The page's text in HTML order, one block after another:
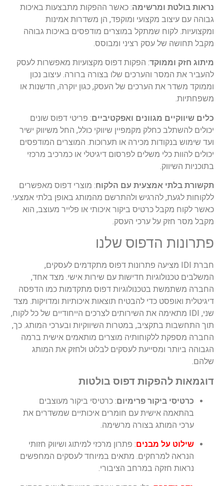
נראות בולטת ומרשימה: כאשר ההפקות מתבצעות באיכות
גבוהה עם עיצוב מקצועי ומוקפד, הן משדרות אמינות
ומקצועיות. לקוח שמתקל במוצרים מודפסים באיכות גבוהה
מקבל תחושה של עסק רציני ומבוסס.
מיתוג חזק וממוקד: הפקות דפוס מקצועיות מאפשרות לעסק
להעביר את המסר והערכים שלו בצורה ברורה. עיצוב נכון
וממוקד משדר את הערכים של העסק, כגון יוקרה, חדשנות או
משפחתיות.
כלים שיווקיים מגוונים ואפקטיביים: פריטי דפוס שונים
יכולים להשתלב כחלק מקמפיין שיווקי כולל, החל משיווק ישיר
ועד שימוש בנקודות מכירה או תערוכות. המוצרים המודפסים
יכולים להוות כלי משלים לפרסום דיגיטלי או כמרכיב מרכזי
בתוכניות השיווק.
תקשורת בלתי אמצעית עם הלקוח: מוצרי דפוס מאפשרים
ללקוחות לגעת, להרגיש ולהתרשם מהמותג באופן בלתי אמצעי.
כאשר לקוח מקבל כרטיס ביקור איכותי או פלייר מעוצב, הוא
מקבל מסר חזק על ערכי העסק.
פתרונות הדפוס שלנו
חברת IDI מציעה פתרונות דפוס מתקדמים לעסקים,
המשלבים טכנולוגיות חדישות עם שירות אישי. מצד אחד,
החברה משתמשת בטכנולוגיות דפוס מתקדמות כמו הדפסה
דיגיטלית ואופסט כדי להבטיח תוצאות איכותיות ומדויקות. מצד
שני, IDI מתאימה את השירותים לצרכים הייחודיים של כל לקוח,
תוך התחשבות בתקציב, במטרות השיווקיות ובערכי המותג. כך,
החברה מספקת ללקוחותיה מוצרים מותאמים אישית ברמה
הגבוהה ביותר ומסייעת לעסקים לבלוט ולחזק את המותג
שלהם.
דוגמאות להפקות דפוס בולטות
כרטיסי ביקור פרימיום: כרטיסי ביקור מעוצבים
בהתאמה אישית עם חומרים איכותיים שמשדרים את
ערכי המותג בצורה מרשימה.
שילוט על מבנים: פתרון מרכזי למיתוג ושיווק חזותי
הנראה למרחקים. מתאים במיוחד לעסקים המחפשים
נראות חזקה במרחב הציבורי.